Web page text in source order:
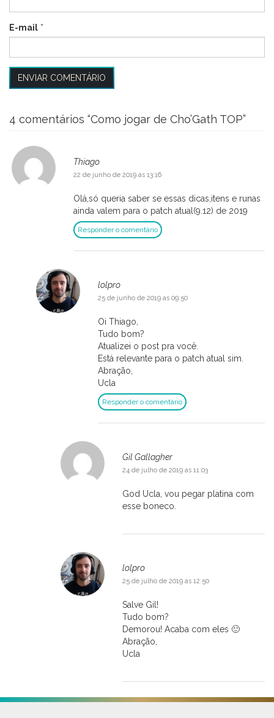
E-mail *
4 comentários “Como jogar de Cho’Gath TOP”
Thiago
22 de junho de 2019 as 13:16
Olá,só queria saber se essas dicas,itens e runas
ainda valem para o patch atual(9.12) de 2019
Responder o comentário
lolpro
25 de junho de 2019 as 09:50
Oi Thiago,
Tudo bom?
Atualizei o post pra você.
Está relevante para o patch atual sim.
Abração,
Ucla
Responder o comentário
Gil Gallagher
24 de julho de 2019 as 11:03
God Ucla, vou pegar platina com
esse boneco.
lolpro
25 de julho de 2019 as 12:50
Salve Gil!
Tudo bom?
Demorou! Acaba com eles 🙂
Abração,
Ucla